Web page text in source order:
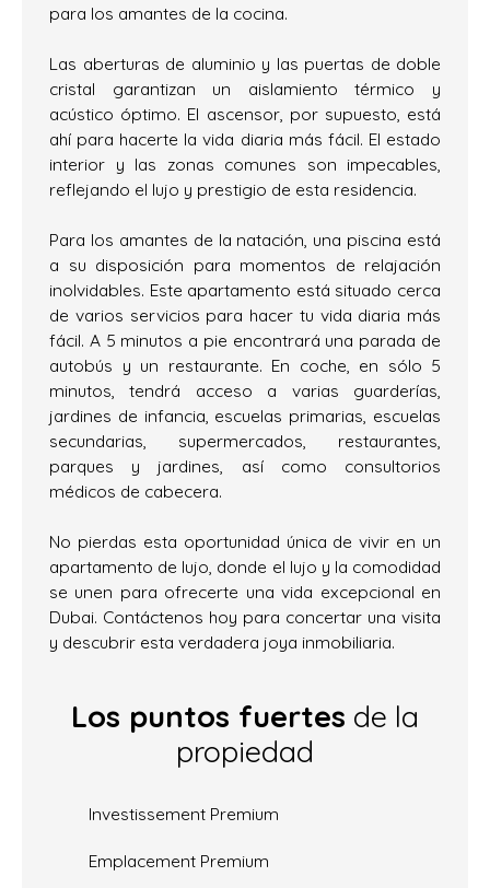
para los amantes de la cocina.
Las aberturas de aluminio y las puertas de doble
cristal garantizan un aislamiento térmico y
acústico óptimo. El ascensor, por supuesto, está
ahí para hacerte la vida diaria más fácil. El estado
interior y las zonas comunes son impecables,
reflejando el lujo y prestigio de esta residencia.
Para los amantes de la natación, una piscina está
a su disposición para momentos de relajación
inolvidables. Este apartamento está situado cerca
de varios servicios para hacer tu vida diaria más
fácil. A 5 minutos a pie encontrará una parada de
autobús y un restaurante. En coche, en sólo 5
minutos, tendrá acceso a varias guarderías,
jardines de infancia, escuelas primarias, escuelas
secundarias, supermercados, restaurantes,
parques y jardines, así como consultorios
médicos de cabecera.
No pierdas esta oportunidad única de vivir en un
apartamento de lujo, donde el lujo y la comodidad
se unen para ofrecerte una vida excepcional en
Dubai. Contáctenos hoy para concertar una visita
y descubrir esta verdadera joya inmobiliaria.
Los puntos fuertes de la
propiedad
Investissement Premium
Emplacement Premium